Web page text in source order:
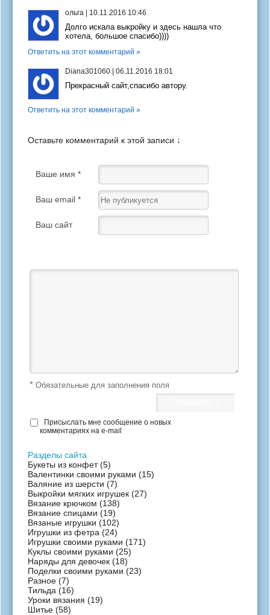
ольга 10.11.2016 10:46
Долго искала выкройку и здесь нашла что
хотела, большое спасибо))))
Ответить на этот комментарий »
Diana301060 06.11.2016 18:01
Прекрасный сайт,спасибо автору.
Ответить на этот комментарий »
Оставьте комментарий к этой записи ↓
Ваше имя *
Ваш email *
Ваш сайт
* Обязательные для заполнения поля
Присыслать мне сообщение о новых
комментариях на e-mail
Разделы сайта
Букеты из конфет(5)
Валентинки своими руками (15)
Валяние из шерсти (7)
Выкройки мягких игрушек (27)
Вязание крючком (138)
Вязание спицами (19)
Вязаные игрушки (102)
Игрушки из фетра (24)
Игрушки своими руками (171)
Куклы своими руками (25)
Наряды для девочек (18)
Поделки своими руками (23)
Разное (7)
Тильда (16)
Уроки вязания (19)
Шитье (58)